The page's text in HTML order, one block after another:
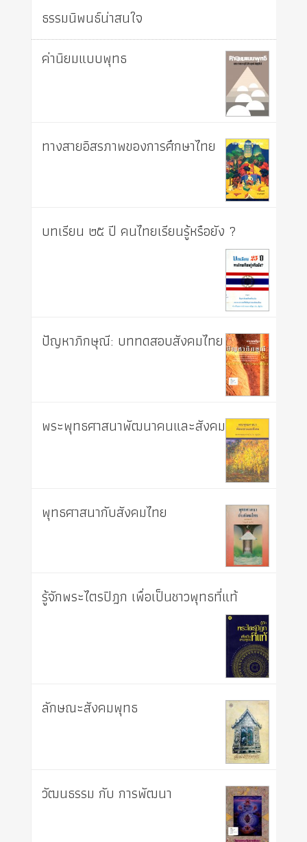
ธรรมนิพนธ์น่าสนใจ
ค่านิยมแบบพุทธ
ทางสายอิสรภาพของการศึกษาไทย
บทเรียน ๒๕ ปี คนไทยเรียนรู้หรือยัง ?
ปัญหาภิกษุณี: บททดสอบสังคมไทย
พระพุทธศาสนาพัฒนาคนและสังคม
พุทธศาสนากับสังคมไทย
รู้จักพระไตรปิฎก เพื่อเป็นชาวพุทธที่แท้
ลักษณะสังคมพุทธ
วัฒนธรรม กับ การพัฒนา